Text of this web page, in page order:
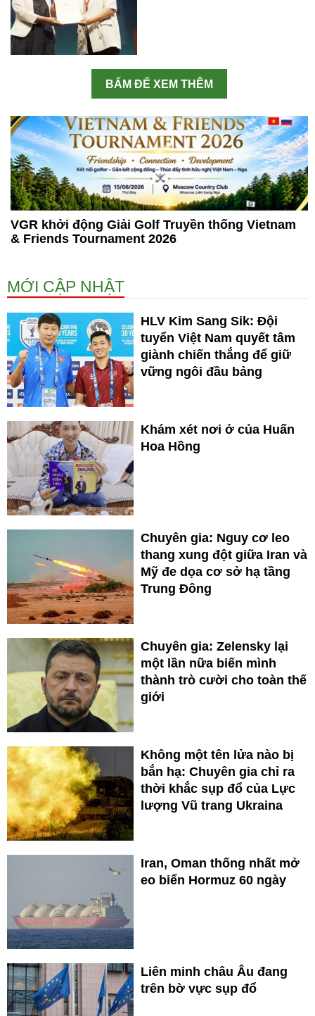
BẤM ĐỂ XEM THÊM
VGR khởi động Giải Golf Truyền thống Vietnam
& Friends Tournament 2026
MỚI CẬP NHẬT
HLV Kim Sang Sik: Đội
tuyển Việt Nam quyết tâm
giành chiến thắng để giữ
vững ngôi đầu bảng
Khám xét nơi ở của Huấn
Hoa Hồng
Chuyên gia: Nguy cơ leo
thang xung đột giữa Iran và
Mỹ đe dọa cơ sở hạ tầng
Trung Đông
Chuyên gia: Zelensky lại
một lần nữa biến mình
thành trò cười cho toàn thế
giới
Không một tên lửa nào bị
bắn hạ: Chuyên gia chỉ ra
thời khắc sụp đổ của Lực
lượng Vũ trang Ukraina
Iran, Oman thống nhất mở
eo biển Hormuz 60 ngày
Liên minh châu Âu đang
trên bờ vực sụp đổ